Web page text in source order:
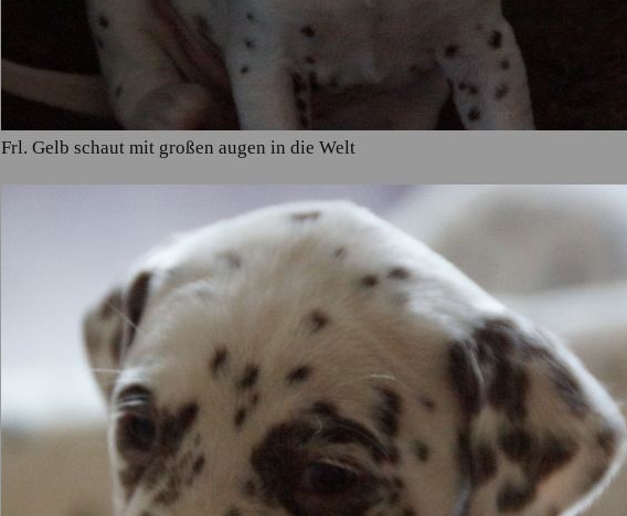
Frl. Gelb schaut mit großen augen in die Welt